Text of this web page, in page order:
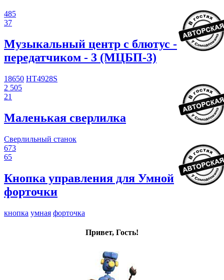
485
37
Музыкальный центр с блютус -
передатчиком - 3 (МЦБП-3)
18650 HT4928S
2 505
21
Маленькая сверлилка
Сверлильный станок
673
65
Кнопка управления для Умной
форточки
кнопка умная форточка
Привет, Гость!